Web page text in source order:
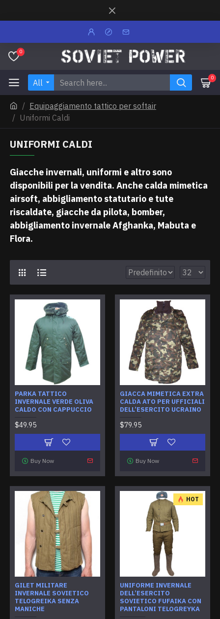
0
All 0
Equipaggiamento tattico per softair
Uniformi Caldi
UNIFORMI CALDI
Giacche invernali, uniformi e altro sono
disponibili per la vendita. Anche calda mimetica
airsoft, abbigliamento statutario e tute
riscaldate, giacche da pilota, bomber,
abbigliamento invernale Afghanka, Mabuta e
Flora.
PARKA TATTICO
INVERNALE VERDE OLIVA
CALDO CON CAPPUCCIO
$49.95
Buy Now
GIACCA MIMETICA EXTRA
CALDA ATO PER UFFICIALI
DELL’ESERCITO UCRAINO
$79.95
Buy Now
GILET MILITARE
INVERNALE SOVIETICO
TELOGREIKA SENZA
MANICHE
HOT
UNIFORME INVERNALE
DELL’ESERCITO
SOVIETICO FUFAIKA CON
PANTALONI TELOGREYKA